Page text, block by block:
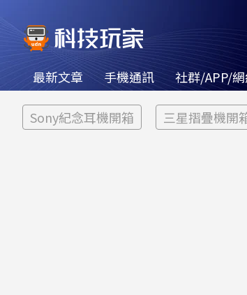
最新文章 手機通訊 社群/APP/
Sony紀念耳機開箱 三星摺疊機開